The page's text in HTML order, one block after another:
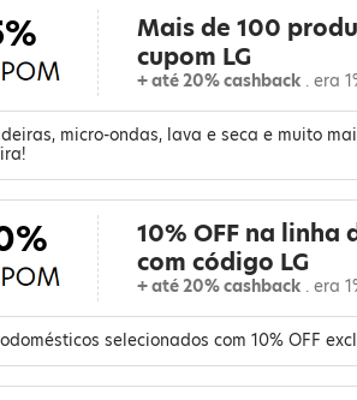
Mais de 100
cupom LG
+ até 20% cashback . era
micro-ondas, lava e seca e muito
10% OFF na
com código LG
+ até 20% cashback . era
selecionados com 10% OFF